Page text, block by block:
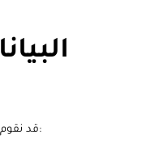
قد نقوم بجمع أنواع مختلفة من البيانات، ومنها: